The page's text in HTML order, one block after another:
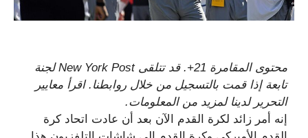
محتوى المقامرة 21+. قد تتلقى New York Post لجنة
تابعة إذا قمت بالتسجيل من خلال روابطنا. اقرأ معايير
التحرير لدينا لمزيد من المعلومات.
إنه أمر زائد لكرة القدم الآن بعد أن عادت اتحاد كرة